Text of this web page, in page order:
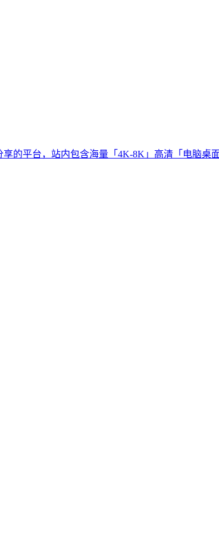
的平台，站内包含海量「4K-8K」高清「电脑